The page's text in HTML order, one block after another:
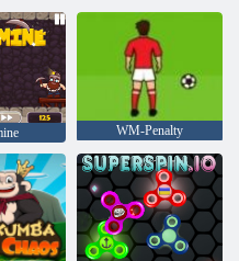
WM-Penalty